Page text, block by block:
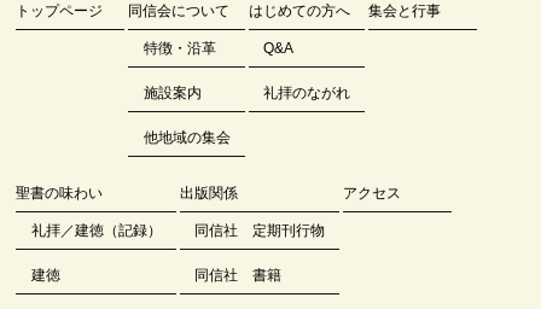
トップページ 同信会について
特徴・沿革
施設案内
他地域の集会
はじめての方へ
Q&A
礼拝のながれ
集会と行事
聖書の味わい
礼拝／建徳（記録）
建徳
出版関係
同信社 定期刊行物
同信社 書籍
アクセス